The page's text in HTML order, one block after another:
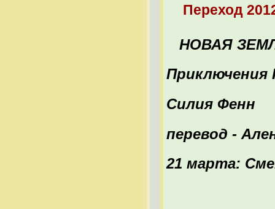
Переход
НОВАЯ
Приключения
Силия Фенн
перевод -
21 марта: